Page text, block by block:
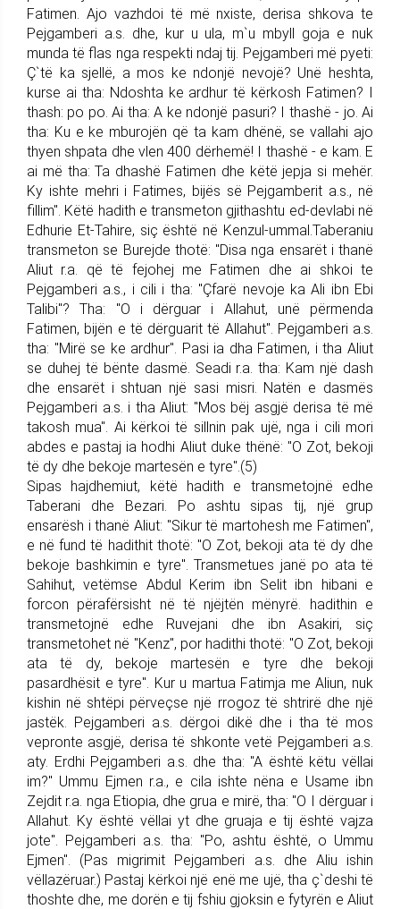
Fatimen. Ajo vazhdoi të më nxiste, derisa shkova te
Pejgamberi a.s. dhe, kur u ula, m`u mbyll goja e nuk
munda të flas nga respekti ndaj tij. Pejgamberi më pyeti:
Ç`të ka sjellë, a mos ke ndonjë nevojë? Unë heshta,
kurse ai tha: Ndoshta ke ardhur të kërkosh Fatimen? I
thash: po po. Ai tha: A ke ndonjë pasuri? I thashë - jo. Ai
tha: Ku e ke mburojën që ta kam dhënë, se vallahi ajo
thyen shpata dhe vlen 400 dërhemë! I thashë - e kam. E
ai më tha: Ta dhashë Fatimen dhe këtë jepja si mehër.
Ky ishte mehri i Fatimes, bijës së Pejgamberit a.s., në
fillim". Këtë hadith e transmeton gjithashtu ed-devlabi në
Edhurie Et-Tahire, siç është në Kenzul-ummal.Taberaniu
transmeton se Burejde thotë: "Disa nga ensarët i thanë
Aliut r.a. që të fejohej me Fatimen dhe ai shkoi te
Pejgamberi a.s., i cili i tha: "Çfarë nevoje ka Ali ibn Ebi
Talibi"? Tha: "O i dërguar i Allahut, unë përmenda
Fatimen, bijën e të dërguarit të Allahut". Pejgamberi a.s.
tha: "Mirë se ke ardhur". Pasi ia dha Fatimen, i tha Aliut
se duhej të bënte dasmë. Seadi r.a. tha: Kam një dash
dhe ensarët i shtuan një sasi misri. Natën e dasmës
Pejgamberi a.s. i tha Aliut: "Mos bëj asgjë derisa të më
takosh mua". Ai kërkoi të sillnin pak ujë, nga i cili mori
abdes e pastaj ia hodhi Aliut duke thënë: "O Zot, bekoji
të dy dhe bekoje martesën e tyre".(5)
Sipas hajdhemiut, këtë hadith e transmetojnë edhe
Taberani dhe Bezari. Po ashtu sipas tij, një grup
ensarësh i thanë Aliut: "Sikur të martohesh me Fatimen",
e në fund të hadithit thotë: "O Zot, bekoji ata të dy dhe
bekoje bashkimin e tyre". Transmetues janë po ata të
Sahihut, vetëmse Abdul Kerim ibn Selit ibn hibani e
forcon përafërsisht në të njëjtën mënyrë. hadithin e
transmetojnë edhe Ruvejani dhe ibn Asakiri, siç
transmetohet në "Kenz", por hadithi thotë: "O Zot, bekoji
ata të dy, bekoje martesën e tyre dhe bekoji
pasardhësit e tyre". Kur u martua Fatimja me Aliun, nuk
kishin në shtëpi përveçse një rrogoz të shtrirë dhe një
jastëk. Pejgamberi a.s. dërgoi dikë dhe i tha të mos
vepronte asgjë, derisa të shkonte vetë Pejgamberi a.s.
aty. Erdhi Pejgamberi a.s. dhe tha: "A është këtu vëllai
im?" Ummu Ejmen r.a., e cila ishte nëna e Usame ibn
Zejdit r.a. nga Etiopia, dhe grua e mirë, tha: "O I dërguar i
Allahut. Ky është vëllai yt dhe gruaja e tij është vajza
jote". Pejgamberi a.s. tha: "Po, ashtu është, o Ummu
Ejmen". (Pas migrimit Pejgamberi a.s. dhe Aliu ishin
vëllazëruar.) Pastaj kërkoi një enë me ujë, tha ç`deshi të
thoshte dhe, me dorën e tij fshiu gjoksin e fytyrën e Aliut